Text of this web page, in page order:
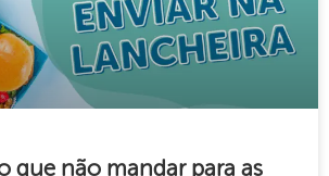
que não mandar para as